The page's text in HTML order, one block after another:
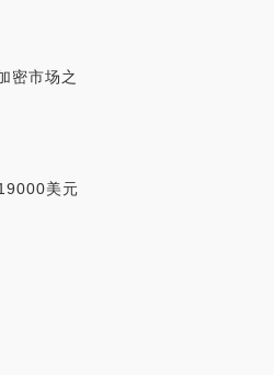
密市场之
美元